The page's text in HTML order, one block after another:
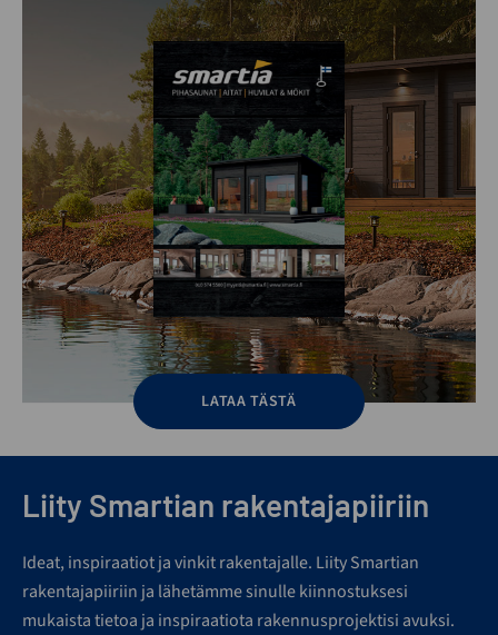
LATAA TÄSTÄ
Liity Smartian rakentajapiiriin
Ideat, inspiraatiot ja vinkit rakentajalle. Liity Smartian
rakentajapiiriin ja lähetämme sinulle kiinnostuksesi
mukaista tietoa ja inspiraatiota rakennusprojektisi avuksi.